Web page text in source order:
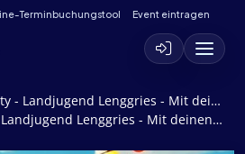
Terminbuchungstool Event eintragen
Lenggries - Mit deinen Mallorca Stars
Lenggries - Mit deinen Mallorca Stars